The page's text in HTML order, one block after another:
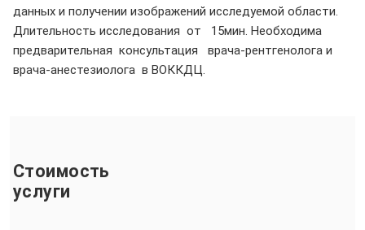
данных и получении изображений исследуемой области.
Длительность исследования от 15мин. Необходима
предварительная консультация врача-рентгенолога и
врача-анестезиолога в ВОККДЦ.
Стоимость
услуги